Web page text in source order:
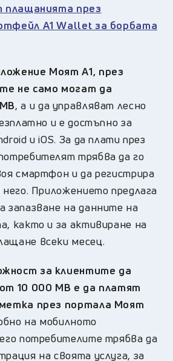
плащанията през
А1 Wallet за борбата
Моят А1, през
не само могат да
, а и да управляват лесно
и е достъпно за
и iOS. За да плати през
трябва да го
смартфон и да регистрира
Приложението предлага
запазване на данните на
както и за активиране на
всеки месец.
за клиентите да
10 000 МВ е да платят
през портала Моят
на мобилното
потребителите трябва да
на своята услуга, за